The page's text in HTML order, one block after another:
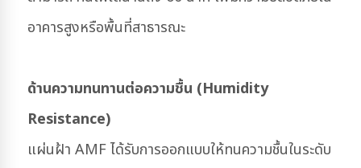
อาคารสูงหรือพื้นที่สาธารณะ
ด้านความทนทานต่อความชื้น (Humidity
Resistance)
แผ่นฝ้า AMF ได้รับการออกแบบให้ทนความชื้นในระดับ